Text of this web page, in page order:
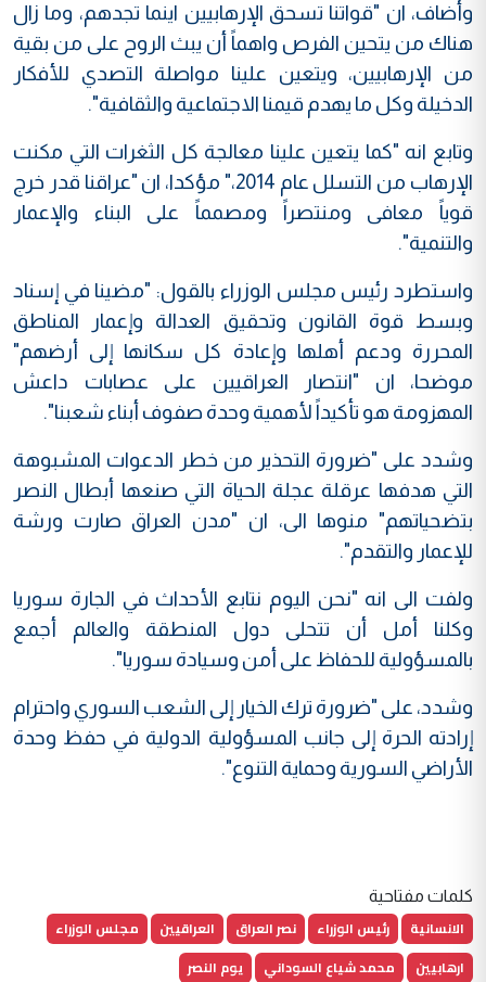
وأضاف، ان "قواتنا تسحق الإرهابيين اينما تجدهم، وما زال
هناك من يتحين الفرص واهماً أن يبث الروح على من بقية
من الإرهابيين، ويتعين علينا مواصلة التصدي للأفكار
الدخيلة وكل ما يهدم قيمنا الاجتماعية والثقافية".
وتابع انه "كما يتعين علينا معالجة كل الثغرات التي مكنت
الإرهاب من التسلل عام 2014،" مؤكدا، ان "عراقنا قدر خرج
قوياً معافى ومنتصراً ومصمماً على البناء والإعمار
والتنمية".
واستطرد رئيس مجلس الوزراء بالقول: "مضينا في إسناد
وبسط قوة القانون وتحقيق العدالة وإعمار المناطق
المحررة ودعم أهلها وإعادة كل سكانها إلى أرضهم"
موضحا، ان "انتصار العراقيين على عصابات داعش
المهزومة هو تأكيداً لأهمية وحدة صفوف أبناء شعبنا".
وشدد على "ضرورة التحذير من خطر الدعوات المشبوهة
التي هدفها عرقلة عجلة الحياة التي صنعها أبطال النصر
بتضحياتهم" منوها الى، ان "مدن العراق صارت ورشة
للإعمار والتقدم".
ولفت الى انه "نحن اليوم نتابع الأحداث في الجارة سوريا
وكلنا أمل أن تتحلى دول المنطقة والعالم أجمع
بالمسؤولية للحفاظ على أمن وسيادة سوريا".
وشدد، على "ضرورة ترك الخيار إلى الشعب السوري واحترام
إرادته الحرة إلى جانب المسؤولية الدولية في حفظ وحدة
الأراضي السورية وحماية التنوع".
كلمات مفتاحية
الانسانية رئيس الوزراء نصر العراق العراقيين
مجلس الوزراء
ارهابيين
محمد شياع السوداني يوم النصر